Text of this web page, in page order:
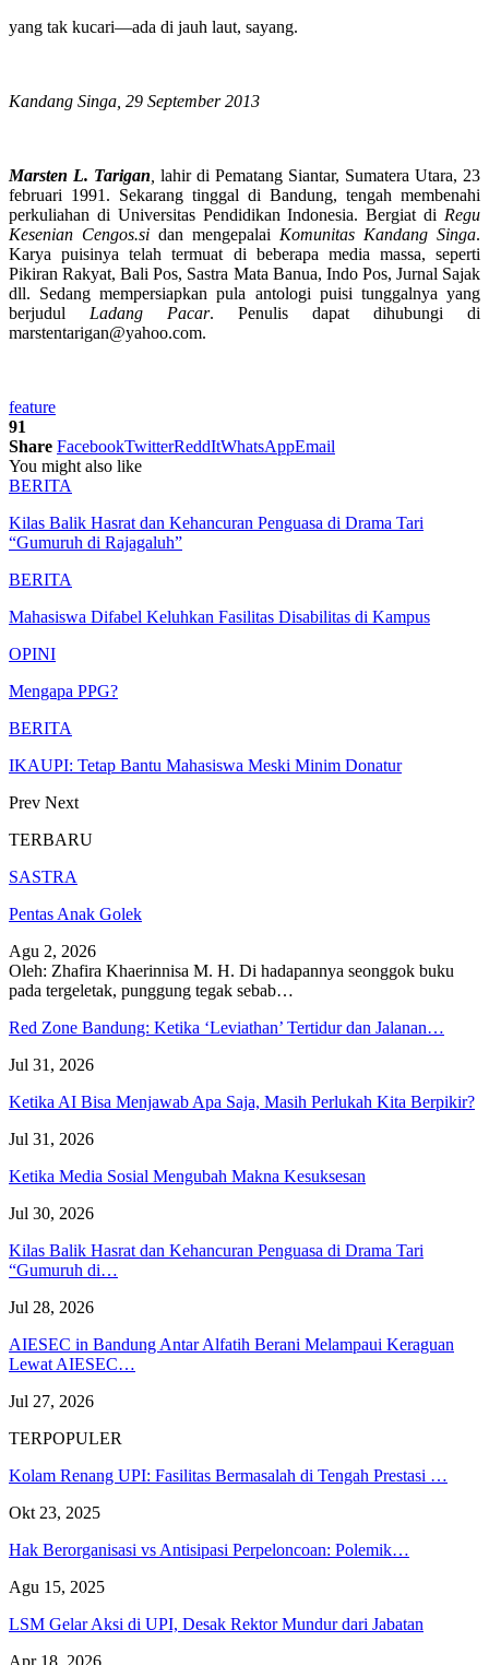
yang tak kucari—ada di jauh laut, sayang.
Kandang Singa, 29 September 2013
Marsten L. Tarigan lahir di Pematang Siantar, Sumatera Utara, 23
februari 1991. Sekarang tinggal di Bandung, tengah membenahi
perkuliahan di Universitas Pendidikan Indonesia. Bergiat di Regu
Kesenian Cengos.si dan mengepalai Komunitas Kandang Singa.
Karya puisinya telah termuat di beberapa media massa, seperti
Pikiran Rakyat, Bali Pos, Sastra Mata Banua, Indo Pos, Jurnal Sajak
dll. Sedang mempersiapkan pula antologi puisi tunggalnya yang
berjudul Ladang Pacar. Penulis dapat dihubungi di
marstentarigan@yahoo.com.
feature
91
Share FacebookTwitterReddItWhatsAppEmail
You might also like
BERITA
Kilas Balik Hasrat dan Kehancuran Penguasa di Drama Tari
“Gumuruh di Rajagaluh”
BERITA
Mahasiswa Difabel Keluhkan Fasilitas Disabilitas di Kampus
OPINI
Mengapa PPG?
BERITA
IKAUPI: Tetap Bantu Mahasiswa Meski Minim Donatur
Prev Next
TERBARU
SASTRA
Pentas Anak Golek
Agu 2, 2026
Oleh: Zhafira Khaerinnisa M. H. Di hadapannya seonggok buku
pada tergeletak, punggung tegak sebab…
Red Zone Bandung: Ketika ‘Leviathan’ Tertidur dan Jalanan…
Jul 31, 2026
Ketika AI Bisa Menjawab Apa Saja, Masih Perlukah Kita Berpikir?
Jul 31, 2026
Ketika Media Sosial Mengubah Makna Kesuksesan
Jul 30, 2026
Kilas Balik Hasrat dan Kehancuran Penguasa di Drama Tari
“Gumuruh di…
Jul 28, 2026
AIESEC in Bandung Antar Alfatih Berani Melampaui Keraguan
Lewat AIESEC…
Jul 27, 2026
TERPOPULER
Kolam Renang UPI: Fasilitas Bermasalah di Tengah Prestasi …
Okt 23, 2025
Hak Berorganisasi vs Antisipasi Perpeloncoan: Polemik…
Agu 15, 2025
LSM Gelar Aksi di UPI, Desak Rektor Mundur dari Jabatan
Apr 18, 2026